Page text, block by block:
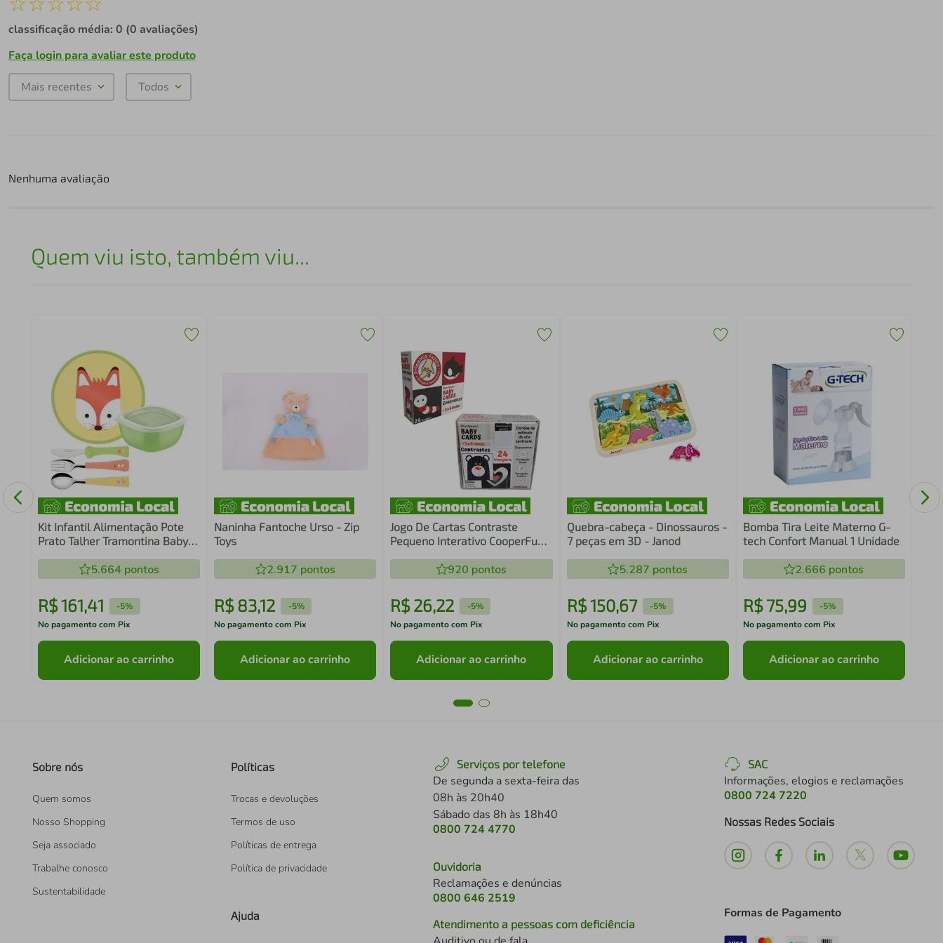
classificação média: 0 (0 avaliações)
Faça login para avaliar este produto
Mais recentes Todos
Nenhuma avaliação
Quem viu isto, também viu...
Kit Infantil Alimentação Pote
Prato Talher Tramontina Baby
Colorido
5.664pontos
R$161,41 -5%
No pagamento com Pix
Adicionar ao carrinho
Naninha Fantoche Urso - Zip
Toys
2.917 pontos
R$ 83,12 -5%
No pagamento com Pix
Adicionar ao carrinho
Jogo De Cartas Contraste
Pequeno Interativo CooperFun -
920 pontos
R$26,22 -5%
No pagamento com Pix
Adicionar ao carrinho
Quebra-cabeça - Dinossauros -
7 peças em 3D - Janod
5.287 pontos
R$150,67 -5%
No pagamento com Pix
Adicionar ao carrinho
Bomba Tira Leite Materno G-
tech Confort Manual 1 Unidade
2.666 pontos
R$ 75,99 -5%
No pagamento com Pix
Adicionar ao carrinho
Sobre nós
Quem somos
Nosso Shopping
Seja associado
Trabalhe conosco
Sustentabilidade
Políticas
Trocas e devoluções
Termos de uso
Políticas de entrega
Política de privacidade
Ajuda
Serviços por telefone
De segunda a sexta-feira das
08h às 20h40
Sábado das 8h às 18h40
0800 724 4770
Ouvidoria
Reclamações e denúncias
0800 646 2519
Atendimento a pessoas com deficiência
SAC
Informações, elogios e reclamações
0800 724 7220
Nossas Redes Sociais
Formas de Pagamento